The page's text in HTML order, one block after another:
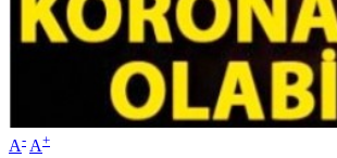
A- A+